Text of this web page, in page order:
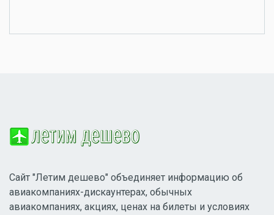
Сайт "Летим дешево" объединяет информацию об
авиакомпаниях-дискаунтерах, обычных
авиакомпаниях, акциях, ценах на билеты и условиях